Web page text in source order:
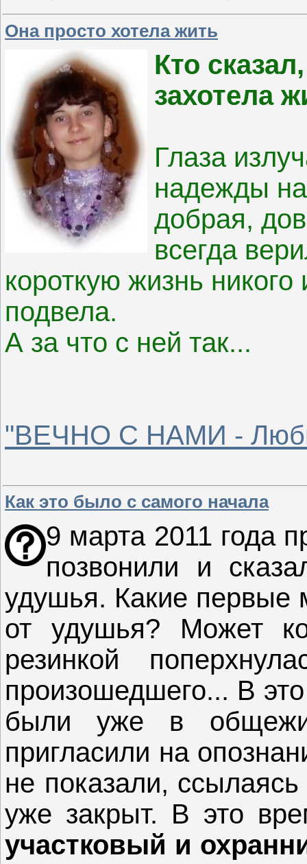
Она просто хотела жить
Кто
захотела
Глаза
надежды
добрая,
всегда
короткую жизнь
подвела.
А за что с ней так...
"ВЕЧНО С НАМИ -
Как это было с самого начала
9 марта 2011 года
позвонили и
удушья. Какие первые
от удушья? Может
резинкой
произошедшего... В
были уже в
пригласили на
не показали,
уже закрыт. В это
участковый и